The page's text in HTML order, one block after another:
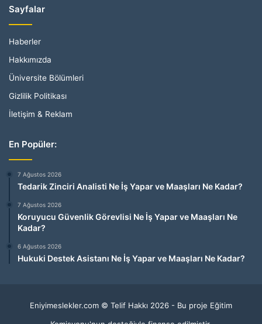
Sayfalar
Haberler
Hakkımızda
Üniversite Bölümleri
Gizlilik Politikası
İletişim & Reklam
En Popüler:
7 Ağustos 2026
Tedarik Zinciri Analisti Ne İş Yapar ve Maaşları Ne Kadar?
7 Ağustos 2026
Koruyucu Güvenlik Görevlisi Ne İş Yapar ve Maaşları Ne
Kadar?
6 Ağustos 2026
Hukuki Destek Asistanı Ne İş Yapar ve Maaşları Ne Kadar?
Eniyimeslekler.com © Telif Hakkı 2026 - Bu proje Eğitim